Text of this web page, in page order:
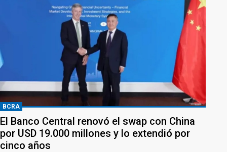
BCRA
El Banco Central renovó el swap con China
por USD 19.000 millones y lo extendió por
cinco años